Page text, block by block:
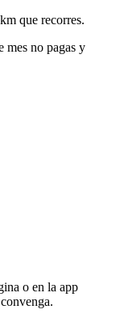
que recorres.
mes no pagas y
o en la app